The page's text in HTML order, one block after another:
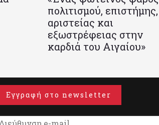
πολιτισμού, επιστήμης,
αριστείας και
εξωστρέφειας στην
καρδιά του Αιγαίου»
Εγγραφή στο newsletter